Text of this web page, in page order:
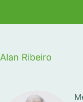
Alan Ribeiro